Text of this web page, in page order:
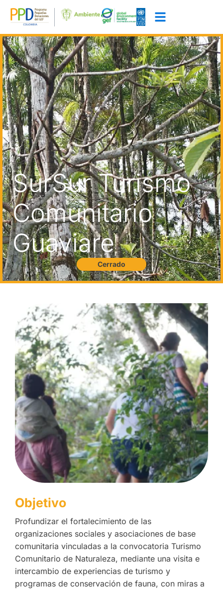
SurSur Turismo
Comunitario
Guaviare
Cerrado
Objetivo
Profundizar el fortalecimiento de las
organizaciones sociales y asociaciones de base
comunitaria vinculadas a la convocatoria Turismo
Comunitario de Naturaleza, mediante una visita e
intercambio de experiencias de turismo y
programas de conservación de fauna, con miras a